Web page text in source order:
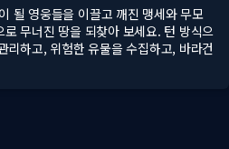
될 영웅들을 이끌고 깨진 맹세와 무모
무너진 땅을 되찾아 보세요. 턴 방식으
리하고, 위험한 유물을 수집하고, 바라건